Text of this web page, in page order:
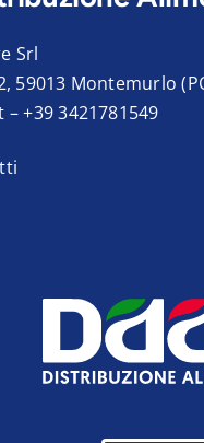
Srl
59013 Montemurlo
–+39 3421781549